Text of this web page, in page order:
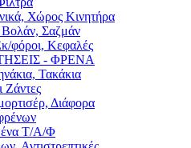
Χώρος Κινητήρα
Βολάν, Σαζμάν
φόροι, Κεφαλές
- ΦΡΕΝΑ
Τακάκια
Ζάντες
Διάφορα
Τ/Α/Φ